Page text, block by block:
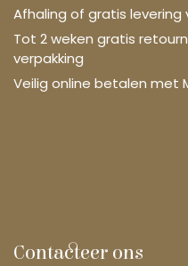
Afhaling of gratis levering
Tot 2 weken gratis
verpakking
Veilig online betalen met
Contacteer ons